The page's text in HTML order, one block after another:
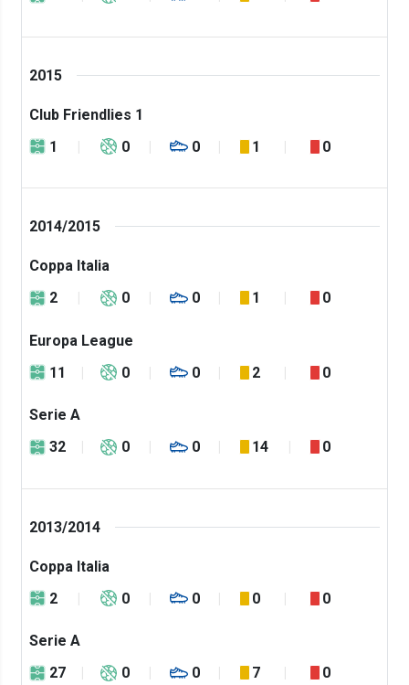
2015
Club Friendlies 1
1
0 0 1 0
2014/2015
Coppa Italia
2
0 0 1 0
Europa League
11
0 0 2 0
Serie A
32
0 0 14 0
2013/2014
Coppa Italia
2
0 0 0 0
Serie A
27
0 0 7 0